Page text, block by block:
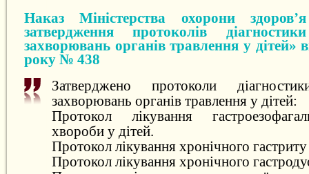
Наказ Міністерства охорони
затвердження протоколів
захворювань органів травлення у дітей»
року № 438
Затверджено протоколи
захворювань органів травлення у дітей:
Протокол лікування
хвороби у дітей.
Протокол лікування хронічного гастриту
Протокол лікування хронічного